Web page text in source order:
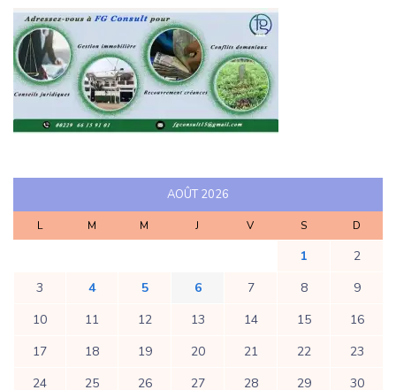
AOÛT 2026
L M M J V S D
1
2
3
4 5 6 7 8
9
10
11 12 13 14 15
16
17
18 19 20 21 22
23
24
25 26 27 28 29
30